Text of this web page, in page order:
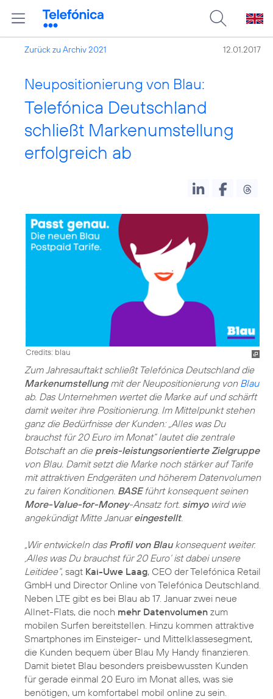
Zurück zu Archiv 2021 12.01.2017
Neupositionierung von Blau:
Telefónica Deutschland
schließt Markenumstellung
erfolgreich ab
Credits: blau
Zum Jahresauftakt schließt Telefónica Deutschland die
Markenumstellungmit der Neupositionierung von Blau
ab. Das Unternehmen wertet die Marke auf und schärft
damit weiter ihre Positionierung. Im Mittelpunkt stehen
ganz die Bedürfnisse der Kunden: „Alles was Du
brauchst für 20 Euro im Monat“ lautet die zentrale
Botschaft an die preis-leistungsorientierte Zielgruppe
von Blau. Damit setzt die Marke noch stärker auf Tarife
mit attraktiven Endgeräten und höherem Datenvolumen
zu fairen Konditionen. BASEführt konsequent seinen
More-Value-for-Money-Ansatz fort. simyowird wie
angekündigt Mitte Januareingestellt.
„Wir entwickeln das Profil von Blaukonsequent weiter.
‚Alles was Du brauchst für 20 Euro‘ ist dabei unsere
Leitidee“, sagt Kai-Uwe Laag, CEO der Telefónica Retail
GmbH und Director Online von Telefónica Deutschland.
Neben LTE gibt es bei Blau ab 17. Januar zwei neue
Allnet-Flats, die noch mehr Datenvolumen zum
mobilen Surfen bereitstellen. Hinzu kommen attraktive
Smartphones im Einsteiger- und Mittelklassesegment,
die Kunden bequem über Blau My Handy finanzieren.
Damit bietet Blau besonders preisbewussten Kunden
für gerade einmal 20 Euro im Monat alles, was sie
benötigen, um komfortabel mobil online zu sein.